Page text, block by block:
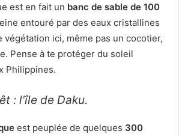
est en fait un banc de sable de 100
entouré par des eaux cristallines
végétation ici, même pas un cocotier,
Pense à te protéger du soleil
Philippines.
: l’île de Daku.
est peuplée de quelques 300